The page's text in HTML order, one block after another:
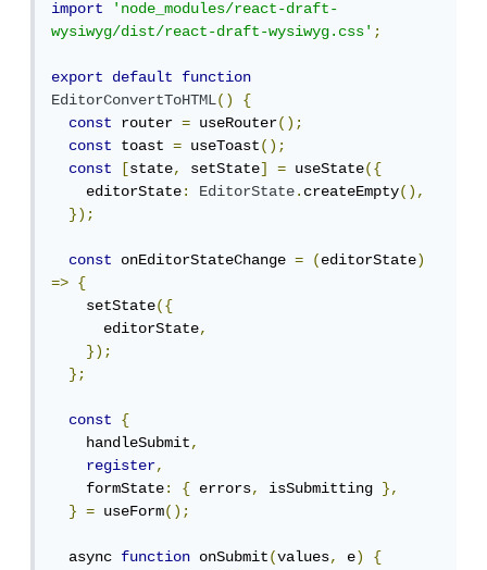
import
'node_modules/react-draft-
wysiwyg/dist/react-draft-wysiwyg.css';
export default
function
EditorConvertToHTML()
{
const
router = useRouter();
const
toast = useToast();
const
[state, setState] = useState({
    editorState
: EditorState.createEmpty(),
});
const onEditorStateChange = (editorState)
=>
{
    setState
({
      editorState
,
});
};
const
{
    handleSubmit
,
register,
    formState
: { errors, isSubmitting },
}
= useForm();
  async
function onSubmit(values, e)
{